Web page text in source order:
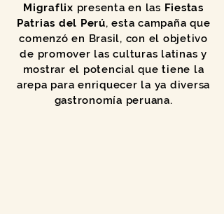
Migraflix presenta en las Fiestas
Patrias del Perú, esta campaña que
comenzó en Brasil, con el objetivo
de promover las culturas latinas y
mostrar el potencial que tiene la
arepa para enriquecer la ya diversa
gastronomía peruana.